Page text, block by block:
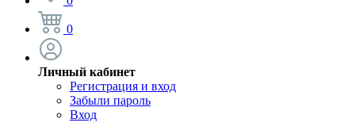
0
Личный кабинет
Регистрация и вход
Забыли пароль
Вход